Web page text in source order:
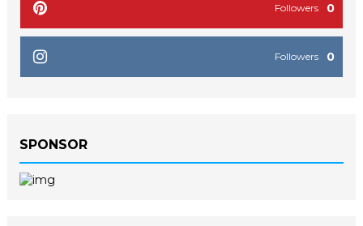
0
Followers
0
Followers
SPONSOR